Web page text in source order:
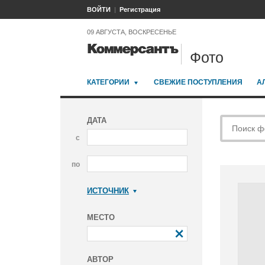
ВОЙТИ Регистрация
09 АВГУСТА, ВОСКРЕСЕНЬЕ
Фото
КАТЕГОРИИ СВЕЖИЕ ПОСТУПЛЕНИЯ
ДАТА
с
по
ИСТОЧНИК
МЕСТО
АВТОР